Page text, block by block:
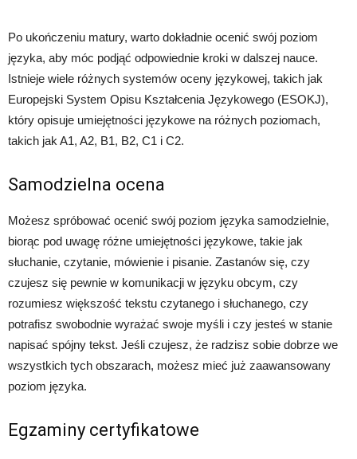
Po ukończeniu matury, warto dokładnie ocenić swój poziom
języka, aby móc podjąć odpowiednie kroki w dalszej nauce.
Istnieje wiele różnych systemów oceny językowej, takich jak
Europejski System Opisu Kształcenia Językowego (ESOKJ),
który opisuje umiejętności językowe na różnych poziomach,
takich jak A1, A2, B1, B2, C1 i C2.
Samodzielna ocena
Możesz spróbować ocenić swój poziom języka samodzielnie,
biorąc pod uwagę różne umiejętności językowe, takie jak
słuchanie, czytanie, mówienie i pisanie. Zastanów się, czy
czujesz się pewnie w komunikacji w języku obcym, czy
rozumiesz większość tekstu czytanego i słuchanego, czy
potrafisz swobodnie wyrażać swoje myśli i czy jesteś w stanie
napisać spójny tekst. Jeśli czujesz, że radzisz sobie dobrze we
wszystkich tych obszarach, możesz mieć już zaawansowany
poziom języka.
Egzaminy certyfikatowe